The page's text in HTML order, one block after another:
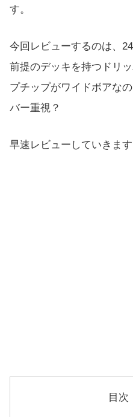
す。
今回レビューするのは、
前提のデッキを持つドリ
プチップがワイドボアな
バー重視？
早速レビューしていきます
目次